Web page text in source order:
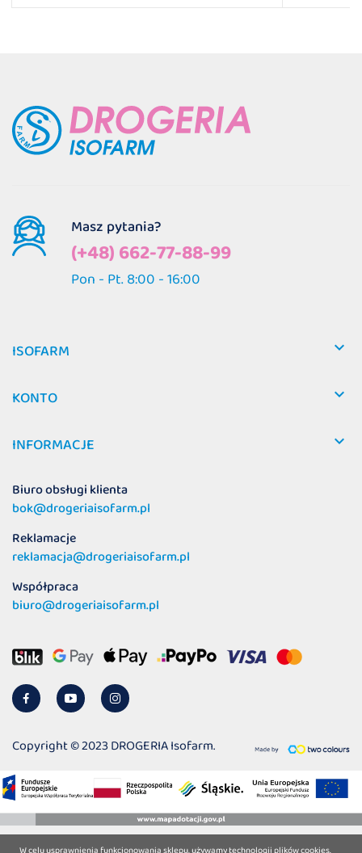
Masz pytania?
(+48) 662-77-88-99
Pon - Pt. 8:00 - 16:00
ISOFARM 
KONTO 
INFORMACJE 
Biuro obsługi klienta
bok@drogeriaisofarm.pl
Reklamacje
reklamacja@drogeriaisofarm.pl
Współpraca
biuro@drogeriaisofarm.pl
Copyright © 2023 DROGERIA Isofarm.